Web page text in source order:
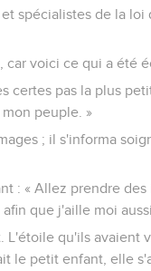
spécialistes de la
voici ce qui a été
certes pas la plus
peuple. »
; il s'informa
: « Allez prendre
que j'aille moi
L'étoile qu'ils avaient
le petit enfant, elle